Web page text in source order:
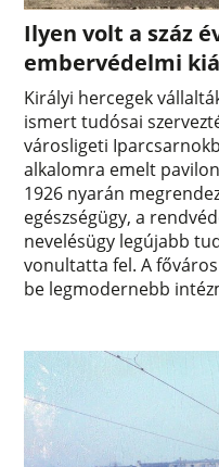
Ilyen volt a száz
embervédelmi
Királyi hercegek
ismert tudósai
városligeti
alkalomra emelt
1926 nyarán
egészségügy, a
nevelésügy legújabb
vonultatta fel. A
be legmodernebb